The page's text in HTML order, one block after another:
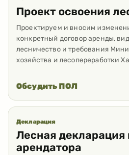
Проект освоения
Проектируем и вносим
конкретный договор аренды,
лесничество и требования
хозяйства и лесопереработки
Обсудить ПОЛ
Декларация
Лесная декларация
арендатора